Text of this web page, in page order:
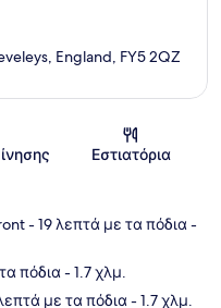
England, FY5 2QZ
Εστιατόρια
- 19 λεπτά με τα πόδια-
πόδια- 1.7 χλμ.
με τα πόδια- 1.7 χλμ.